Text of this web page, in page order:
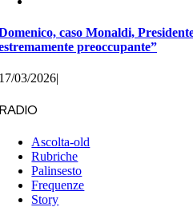
caso Monaldi,
preoccupante”
03/2026|
RADIO
Ascolta-old
Rubriche
Palinsesto
Frequenze
Story